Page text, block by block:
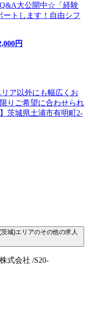
大公開中☆「経験
トします！自由シフ
円
ア以外にも幅広くお
りご希望に合わせられ
茨城県土浦市有明町2-
城)エリアのその他の求人
式会社 /S20-